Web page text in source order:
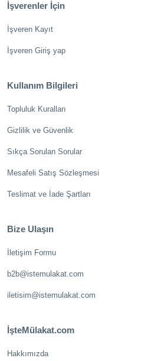
İşverenler İçin
İşveren Kayıt
İşveren Giriş yap
Kullanım Bilgileri
Topluluk Kuralları
Gizlilik ve Güvenlik
Sıkça Sorulan Sorular
Mesafeli Satış Sözleşmesi
Teslimat ve İade Şartları
Bize Ulaşın
İletişim Formu
b2b@istemulakat.com
iletisim@istemulakat.com
İşteMülakat.com
Hakkımızda